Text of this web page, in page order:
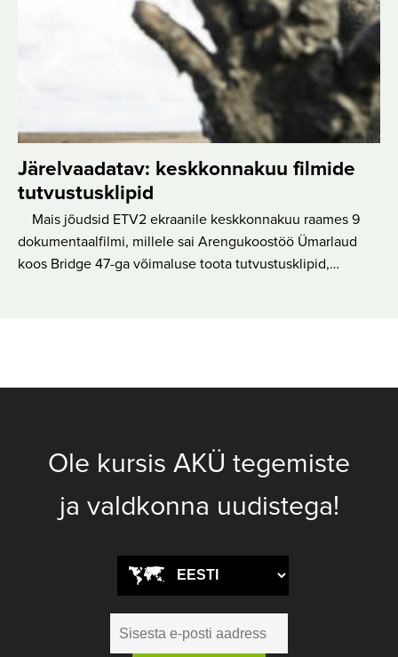
Järelvaadatav: keskkonnakuu filmide
tutvustusklipid
Mais jõudsid ETV2 ekraanile keskkonnakuu raames 9
dokumentaalfilmi, millele sai Arengukoostöö Ümarlaud
koos Bridge 47-ga võimaluse toota tutvustusklipid,…
Ole kursis AKÜ tegemiste
ja valdkonna uudistega!